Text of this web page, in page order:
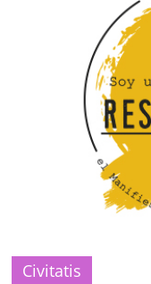
Civitatis